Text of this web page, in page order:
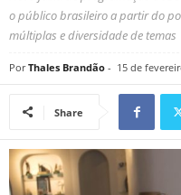
o público brasileiro a partir do
múltiplas e diversidade de temas
Por Thales Brandão - 15 de
Share